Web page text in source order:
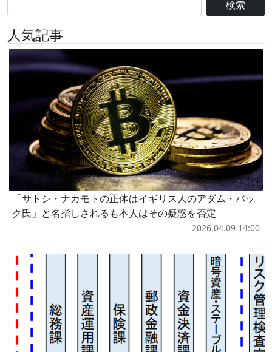
検索
人気記事
「サトシ・ナカモトの正体はイギリス人のアダム・バッ
ク氏」と名指しされるも本人はその疑惑を否定
2026.04.09 14:00